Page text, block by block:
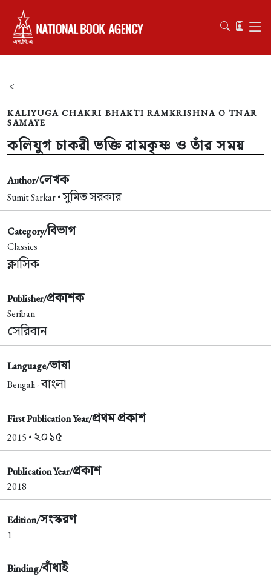
<
KALIYUGA CHAKRI BHAKTI RAMKRISHNA O TNAR
SAMAYE
কলিযুগ চাকরী ভক্তি রামকৃষ্ণ ও তাঁর সময়
Author/লেখক
Sumit Sarkar •সুমিত সরকার
Category/বিভাগ
Classics
ক্লাসিক
Publisher/প্রকাশক
Seriban
সেরিবান
Language/ভাষা
Bengali -বাংলা
First Publication Year/প্রথম প্রকাশ
2015 • ২০১৫
Publication Year/প্রকাশ
2018
Edition/সংস্করণ
1
Binding/বাঁধাই